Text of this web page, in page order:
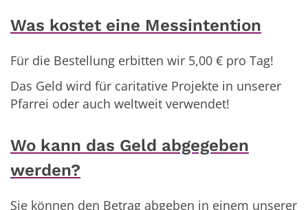
Was kostet eine Messintention
Für die Bestellung erbitten wir 5,00 € pro Tag!
Das Geld wird für caritative Projekte in unserer
Pfarrei oder auch weltweit verwendet!
Wo kann das Geld abgegeben
werden?
Sie können den Betrag abgeben in einem unserer